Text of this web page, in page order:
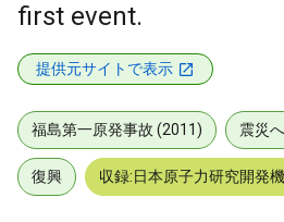
first event.
提供元サイトで表示
福島第一原発事故 (2011) 震災
復興 収録:日本原子力研究開発